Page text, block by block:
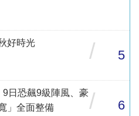
好時光
/ 5
日恐飆9級陣風、豪
」全面整備
/ 6